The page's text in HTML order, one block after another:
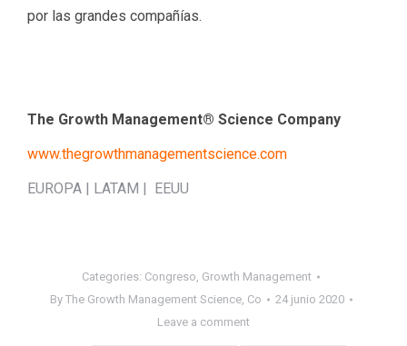
por las grandes compañías.
The Growth Management® Science Company
www.thegrowthmanagementscience.com
EUROPA | LATAM | EEUU
Categories: Congreso, Growth Management
By The Growth Management Science, Co
24 junio 2020
Leave a comment